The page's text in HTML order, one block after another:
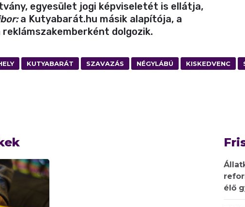
egyesület jogi képviseletét is ellátja,
a Kutyabarát.hu másik alapítója, a
dolgozik.
KUTYABARÁT SZAVAZÁS NÉGYLÁBÚ KISKEDVENC
élő